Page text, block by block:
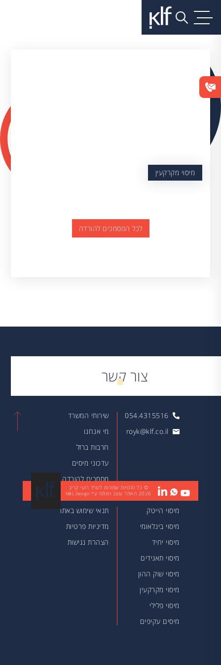
מיסוי מקרקעין
לכל המסמכים להורדה
צור קשר
054.4315516
royk@klf.co.il
שירותי המשרד
מי אנחנו
חרבות ברזל
עדכוני מיסים
מסמכים להורדה
מאמרים
מיסוי הייטק
מיסוי בינלאומי
מיסוי יחיד
מיסוי תאגידים
מיסוי שוק ההון
מיסוי מקרקעין
מיסוי פלילי
מיסים עקיפים
תנאי שימוש באתר
מדיניות פרטיות
הצהרת נגישות
© כל הזכויות שמורות לעו״ד רועי קריב
2026 האתר עוצב ופותח ע״י NBL Design